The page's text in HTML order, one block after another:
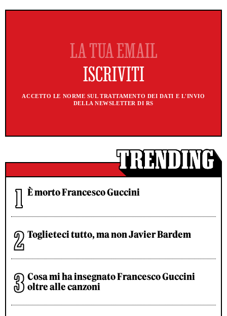
ACCETTO LE NORME SUL TRATTAMENTO DEI DATI E L'INVIO
DELLA NEWSLETTER DI RS
È morto Francesco Guccini
Toglieteci tutto, ma non Javier Bardem
Cosa mi ha insegnato Francesco Guccini
oltre alle canzoni